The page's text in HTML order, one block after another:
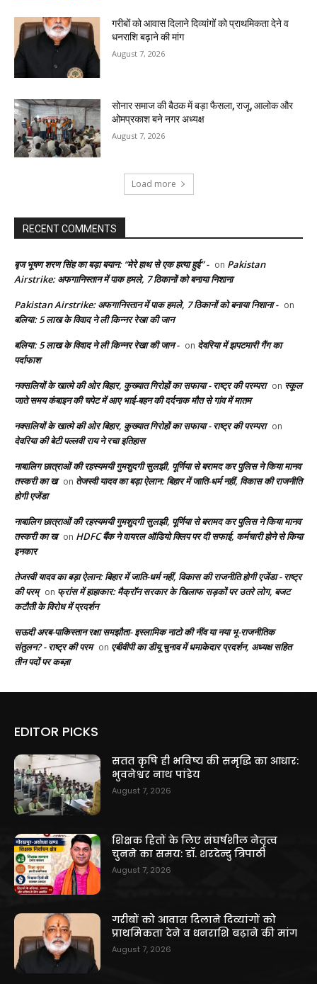
गरीबों को आवास दिलाने दिव्यांगों को प्राथमिकता देने व
धनराशि बढ़ाने की मांग
August 7, 2026
सोनार समाज की बैठक में बड़ा फैसला, राजू, आलोक और
ओमप्रकाश बने नगर अध्यक्ष
August 7, 2026
Load more
RECENT COMMENTS
बृज भूषण शरण सिंह का बड़ा बयान: “मेरे हाथ से एक हत्या हुई” - on Pakistan
Airstrike: अफगानिस्तान में पाक हमले, 7 ठिकानों को बनाया निशाना
Pakistan Airstrike: अफगानिस्तान में पाक हमले, 7 ठिकानों को बनाया निशाना - on
बलिया: 5 लाख के विवाद ने ली किन्नर रेखा की जान
बलिया: 5 लाख के विवाद ने ली किन्नर रेखा की जान - on देवरिया में झपटमारी गैंग का
पर्दाफाश
नक्सलियों के खात्मे की ओर बिहार, कुख्यात गिरोहों का सफाया - राष्ट्र की परम्परा on स्कूल
जाते समय कंबाइन की चपेट में आए भाई-बहन की दर्दनाक मौत से गांव में मातम
नक्सलियों के खात्मे की ओर बिहार, कुख्यात गिरोहों का सफाया - राष्ट्र की परम्परा on
देवरिया की बेटी पल्लवी राय ने रचा इतिहास
नाबालिग छात्राओं की रहस्यमयी गुमशुदगी सुलझी, पूर्णिया से बरामद कर पुलिस ने किया मानव
तस्करी का ख on तेजस्वी यादव का बड़ा ऐलान: बिहार में जाति-धर्म नहीं, विकास की राजनीति
होगी एजेंडा
नाबालिग छात्राओं की रहस्यमयी गुमशुदगी सुलझी, पूर्णिया से बरामद कर पुलिस ने किया मानव
तस्करी का ख on HDFC बैंक ने वायरल ऑडियो क्लिप पर दी सफाई, कर्मचारी होने से किया
इनकार
तेजस्वी यादव का बड़ा ऐलान: बिहार में जाति-धर्म नहीं, विकास की राजनीति होगी एजेंडा - राष्ट्र
की परम् on फ्रांस में हाहाकार: मैक्रॉन सरकार के खिलाफ सड़कों पर उतरे लोग, बजट
कटौती के विरोध में प्रदर्शन
सऊदी अरब-पाकिस्तान रक्षा समझौता- इस्लामिक नाटो की नींव या नया भू-राजनीतिक
संतुलन? - राष्ट्र की परम on एबीवीपी का डीयू चुनाव में धमाकेदार प्रदर्शन, अध्यक्ष सहित
तीन पदों पर कब्ज़ा
EDITOR PICKS
सतत कृषि ही भविष्य की समृद्धि का आधार:
भुवनेश्वर नाथ पांडेय
August 7, 2026
शिक्षक हितों के लिए संघर्षशील नेतृत्व
चुनने का समय: डॉ. शरदेन्दु त्रिपाठी
August 7, 2026
गरीबों को आवास दिलाने दिव्यांगों को
प्राथमिकता देने व धनराशि बढ़ाने की मांग
August 7, 2026